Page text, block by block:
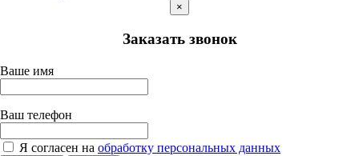
×
Заказать звонок
Ваше имя
Ваш телефон
Я согласен на обработку персональных данных